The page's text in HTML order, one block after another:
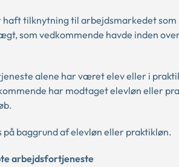
tilknytning til arbejdsmarkedet som
som vedkommende havde inden
alene har været elev eller i
har modtaget elevløn eller
baggrund af elevløn eller praktikløn.
arbejdsfortjeneste